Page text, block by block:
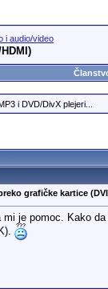
i audio/video
i DVD/DivX plejeri...
grafičke kartice
mi je pomoc. Kako